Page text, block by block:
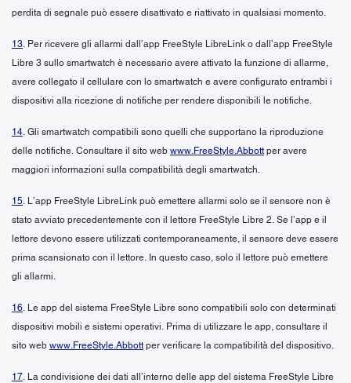
perdita di segnale può essere disattivato e riattivato in qualsiasi momento.
13. Per ricevere gli allarmi dall’app FreeStyle LibreLink o dall’app FreeStyle
Libre 3 sullo smartwatch è necessario avere attivato la funzione di allarme,
avere collegato il cellulare con lo smartwatch e avere configurato entrambi i
dispositivi alla ricezione di notifiche per rendere disponibili le notifiche.
14. Gli smartwatch compatibili sono quelli che supportano la riproduzione
delle notifiche. Consultare il sito web www.FreeStyle.Abbott per avere
maggiori informazioni sulla compatibilità degli smartwatch.
15. L’app FreeStyle LibreLink può emettere allarmi solo se il sensore non è
stato avviato precedentemente con il lettore FreeStyle Libre 2. Se l’app e il
lettore devono essere utilizzati contemporaneamente, il sensore deve essere
prima scansionato con il lettore. In questo caso, solo il lettore può emettere
gli allarmi.
16. Le app del sistema FreeStyle Libre sono compatibili solo con determinati
dispositivi mobili e sistemi operativi. Prima di utilizzare le app, consultare il
sito web www.FreeStyle.Abbott per verificare la compatibilità del dispositivo.
17. La condivisione dei dati all’interno delle app del sistema FreeStyle Libre